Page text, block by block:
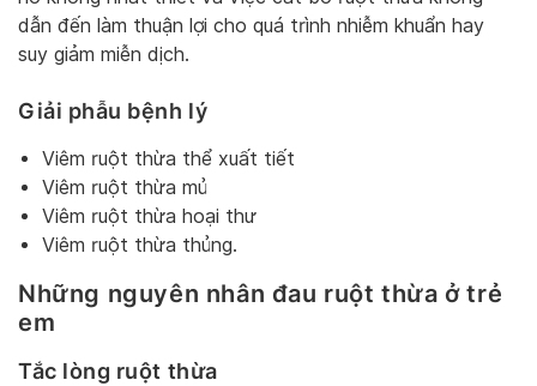
dẫn đến làm thuận lợi cho quá trình nhiễm khuẩn hay
suy giảm miễn dịch.
Giải phẫu bệnh lý
Viêm ruột thừa thể xuất tiết
Viêm ruột thừa mủ
Viêm ruột thừa hoại thư
Viêm ruột thừa thủng.
Những nguyên nhân đau ruột thừa ở trẻ
em
Tắc lòng ruột thừa